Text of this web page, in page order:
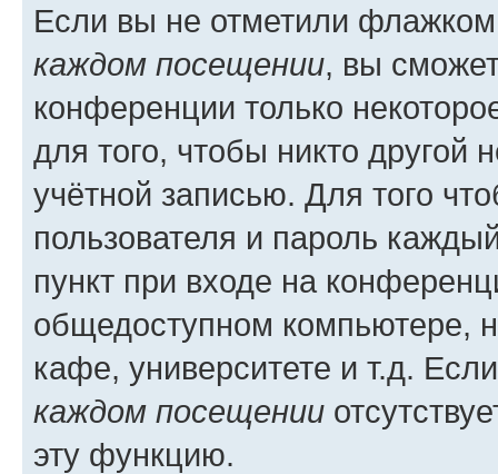
Если вы не отметили
каждом посещении, вы
конференции только
для того, чтобы никто другой
учётной записью. Для того
пользователя и пароль
пункт при входе на
общедоступном компьютере,
кафе, университете и т.д.
каждом посещении
эту функцию.